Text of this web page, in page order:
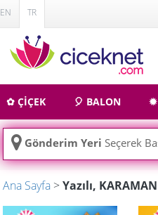
EN TR
✿ ÇİÇEK 🎈 BALON ✹
Gönderim Yeri Seçerek
Ana Sayfa >Yazılı, KARAMAN